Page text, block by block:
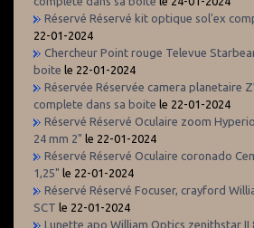
Réservé Réservé kit optique sol'ex
22-01-2024
Chercheur Point rouge Televue
boite le 22-01-2024
Réservée Réservée camera planetaire
complete dans sa boite le 22-01-2024
Réservé Réservé Oculaire zoom
24 mm 2" le 22-01-2024
Réservé Réservé Oculaire coronado
1,25" le 22-01-2024
Réservé Réservé Focuser, crayford
SCT le 22-01-2024
Lunette apo William Optics zenithstar II